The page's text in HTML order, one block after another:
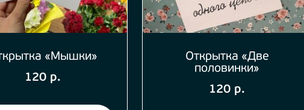
«Мышки»
120 р.
Открытка «Две
половинки»
120 р.